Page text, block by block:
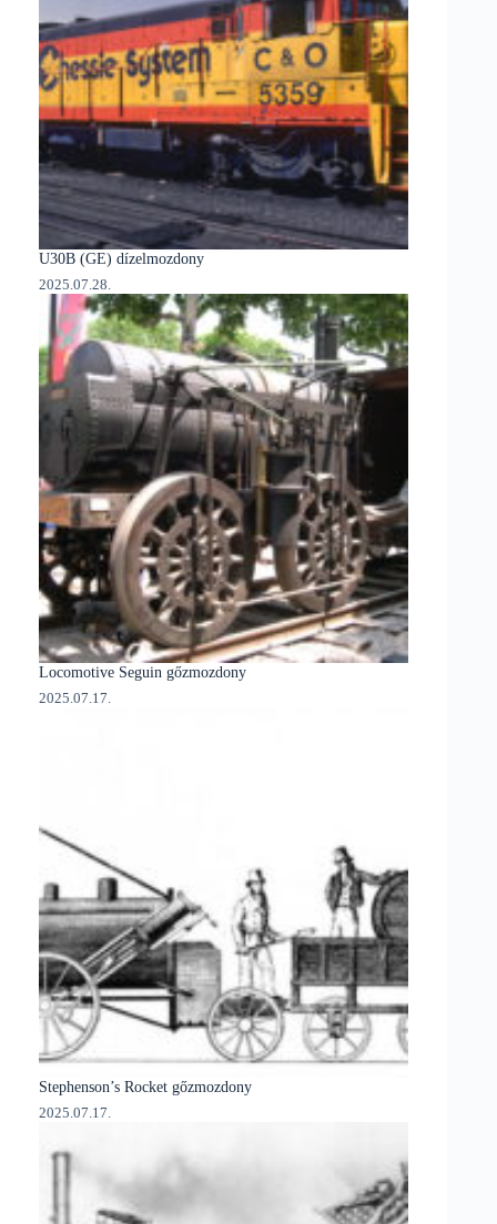
U30B (GE) dízelmozdony
2025.07.28.
Locomotive Seguin gőzmozdony
2025.07.17.
Stephenson’s Rocket gőzmozdony
2025.07.17.